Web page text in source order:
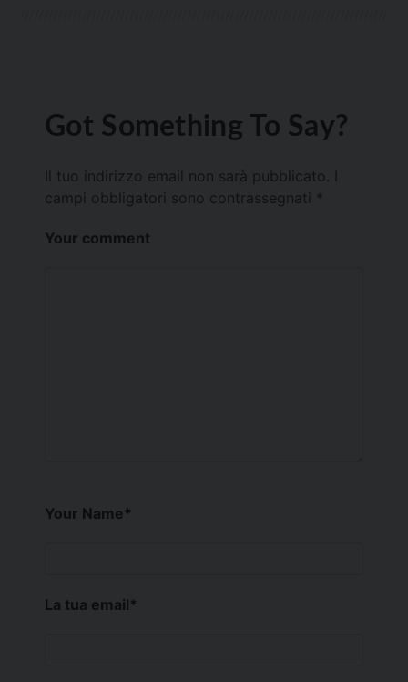
Got Something To Say?
Il tuo indirizzo email non sarà pubblicato.
campi obbligatori sono contrassegnati *
Your comment
Your Name*
La tua email*